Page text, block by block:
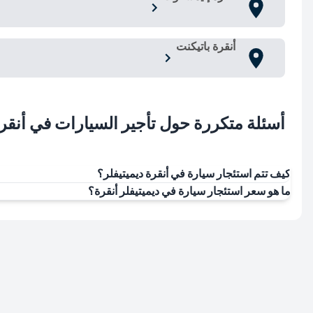
أنقرة باتيكنت
أسئلة متكررة حول تأجير السيارات في
كيف تتم استئجار سيارة في أنقرة ديميتيفلر؟
ما هو سعر استئجار سيارة في ديميتيفلر أنقرة؟